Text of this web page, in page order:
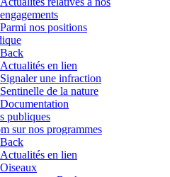
engagements
Parmi nos positions
Back
Actualités en lien
Signaler une infraction
Sentinelle de la nature
Documentation
publiques
sur nos programmes
Back
Actualités en lien
Oiseaux